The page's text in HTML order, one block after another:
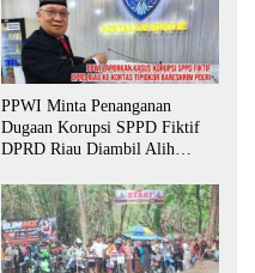
PPWI Minta Penanganan
Dugaan Korupsi SPPD Fiktif
DPRD Riau Diambil Alih